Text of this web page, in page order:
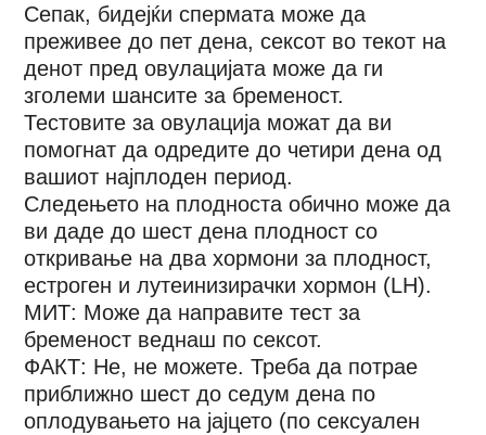
Сепак, бидејќи спермата може да
преживее до пет дена, сексот во текот на
денот пред овулацијата може да ги
зголеми шансите за бременост.
Тестовите за овулација можат да ви
помогнат да одредите до четири дена од
вашиот најплоден период.
Следењето на плодноста обично може да
ви даде до шест дена плодност со
откривање на два хормони за плодност,
естроген и лутеинизирачки хормон (LH).
МИТ: Може да направите тест за
бременост веднаш по сексот.
ФАКТ: Не, не можете. Треба да потрае
приближно шест до седум дена по
оплодувањето на јајцето (по сексуален